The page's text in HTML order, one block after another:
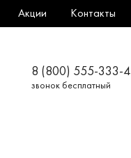
Акции Контакты
8 (800) 555-333-4
звонок бесплатный